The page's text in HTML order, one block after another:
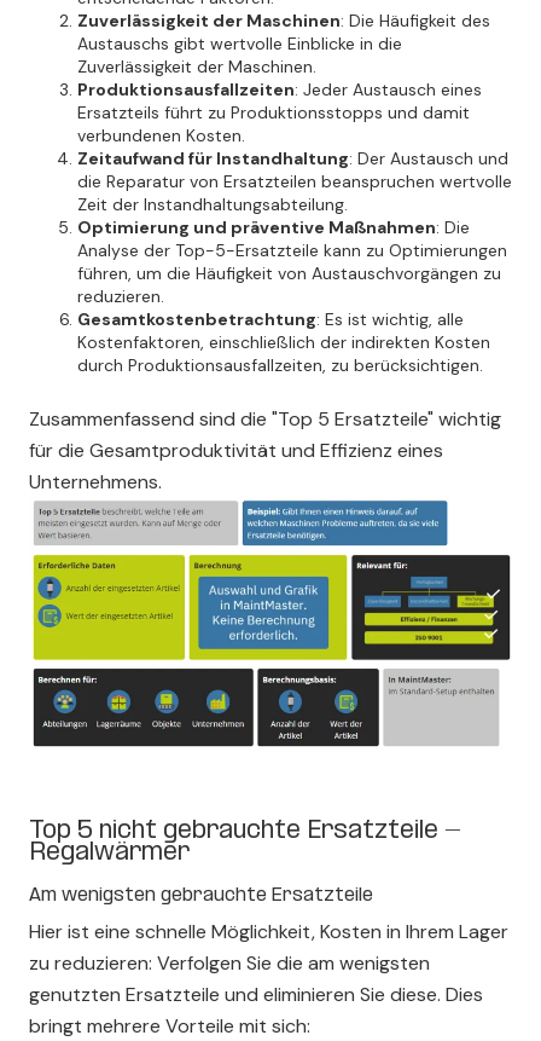
Zuverlässigkeit der Maschinen: Die Häufigkeit des
Austauschs gibt wertvolle Einblicke in die
Zuverlässigkeit der Maschinen.
Produktionsausfallzeiten: Jeder Austausch eines
Ersatzteils führt zu Produktionsstopps und damit
verbundenen Kosten.
Zeitaufwand für Instandhaltung: Der Austausch und
die Reparatur von Ersatzteilen beanspruchen wertvolle
Zeit der Instandhaltungsabteilung.
Optimierung und präventive Maßnahmen: Die
Analyse der Top-5-Ersatzteile kann zu Optimierungen
führen, um die Häufigkeit von Austauschvorgängen zu
reduzieren.
Gesamtkostenbetrachtung: Es ist wichtig, alle
Kostenfaktoren, einschließlich der indirekten Kosten
durch Produktionsausfallzeiten, zu berücksichtigen.
Zusammenfassend sind die "Top 5 Ersatzteile" wichtig
für die Gesamtproduktivität und Effizienz eines
Unternehmens.
Top 5 nicht gebrauchte Ersatzteile -
Regalwärmer
Am wenigsten gebrauchte Ersatzteile
Hier ist eine schnelle Möglichkeit, Kosten in Ihrem Lager
zu reduzieren: Verfolgen Sie die am wenigsten
genutzten Ersatzteile und eliminieren Sie diese. Dies
bringt mehrere Vorteile mit sich: